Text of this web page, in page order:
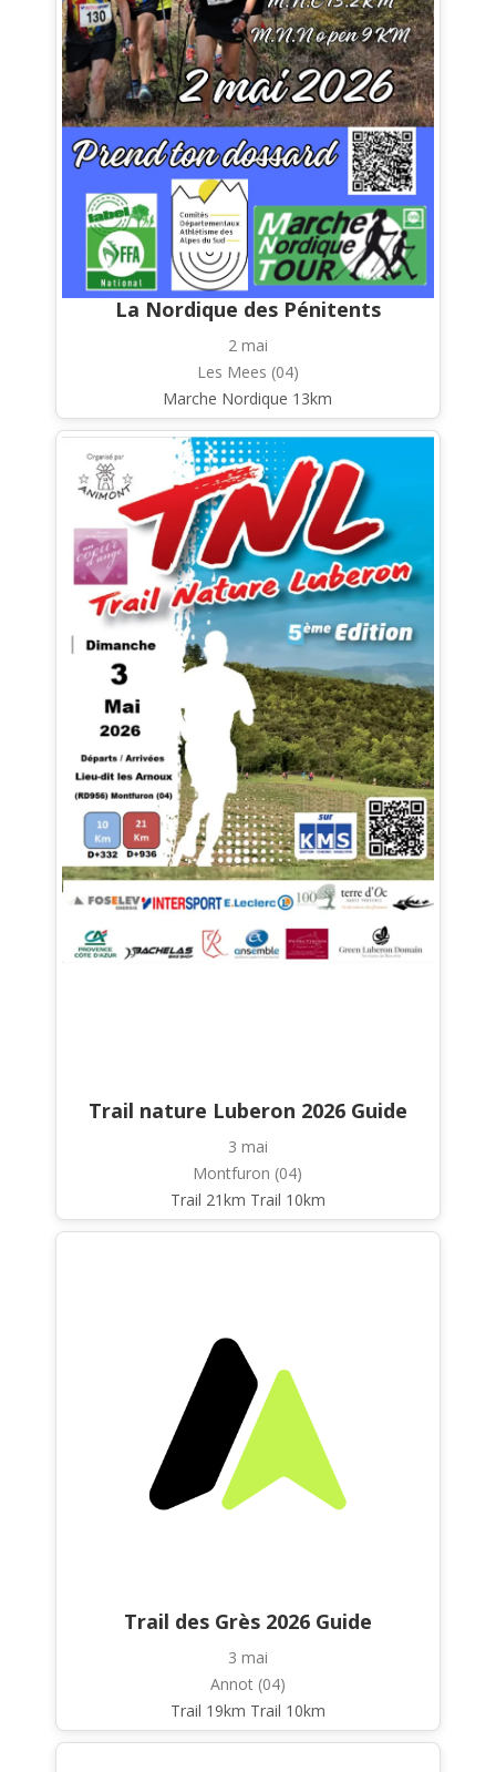
La Nordique des Pénitents
2 mai
Les Mees (04)
Marche Nordique 13km
Trail nature Luberon 2026 Guide
3 mai
Montfuron (04)
Trail 21km Trail 10km
Trail des Grès 2026 Guide
3 mai
Annot (04)
Trail 19km Trail 10km